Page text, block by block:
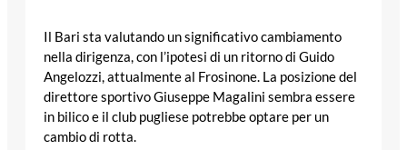
Il Bari sta valutando un significativo cambiamento
nella dirigenza, con l’ipotesi di un ritorno di Guido
Angelozzi, attualmente al Frosinone. La posizione del
direttore sportivo Giuseppe Magalini sembra essere
in bilico e il club pugliese potrebbe optare per un
cambio di rotta.